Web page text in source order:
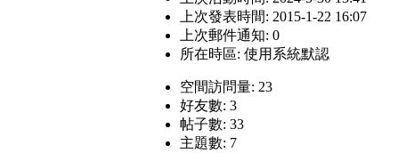
上次發表時間: 2015-1-22 16:07
上次郵件通知: 0
所在時區: 使用系統默認
空間訪問量: 23
好友數: 3
帖子數: 33
主題數: 7